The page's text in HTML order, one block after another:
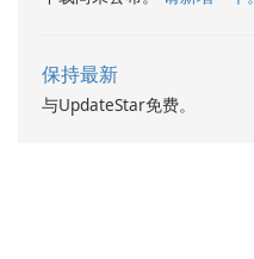
保持最新
与UpdateStar免费。